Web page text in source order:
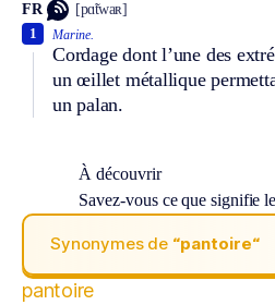
FR [pɑ̃twaʀ]
Marine.
Cordage dont l’une des
un œillet métallique
un palan.
1
À découvrir
Savez-vous ce que signifie
Synonymes de “pantoire“
pantoire